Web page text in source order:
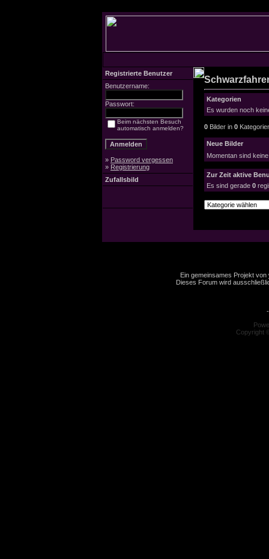
Registrierte Benutzer
Benutzername:
Passwort:
Beim nächsten Besuch
automatisch anmelden?
» Password vergessen
» Registrierung
Zufallsbild
Kategorien
Es wurden noch
0 Bilder in 0
Neue Bilder
Momentan sind
Zur Zeit aktive
Es sind gerade 0
Ein gemeinsames Projekt von
Dieses Forum wird
Copyright